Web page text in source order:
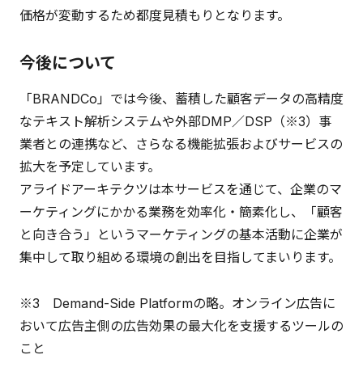
価格が変動するため都度見積もりとなります。
今後について
「BRANDCo」では今後、蓄積した顧客データの高精度
なテキスト解析システムや外部DMP／DSP（※3）事
業者との連携など、さらなる機能拡張およびサービスの
拡大を予定しています。
アライドアーキテクツは本サービスを通じて、企業のマ
ーケティングにかかる業務を効率化・簡素化し、「顧客
と向き合う」というマーケティングの基本活動に企業が
集中して取り組める環境の創出を目指してまいります。
※3 Demand-Side Platformの略。オンライン広告に
おいて広告主側の広告効果の最大化を支援するツールの
こと